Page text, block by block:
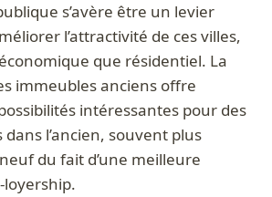
s’avère être un levier
l’attractivité de ces villes,
que résidentiel. La
immeubles anciens offre
intéressantes pour des
l’ancien, souvent plus
du fait d’une meilleure